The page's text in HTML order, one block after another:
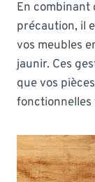
En combinant
précaution, il
vos meubles
jaunir. Ces
que vos
fonctionnelles